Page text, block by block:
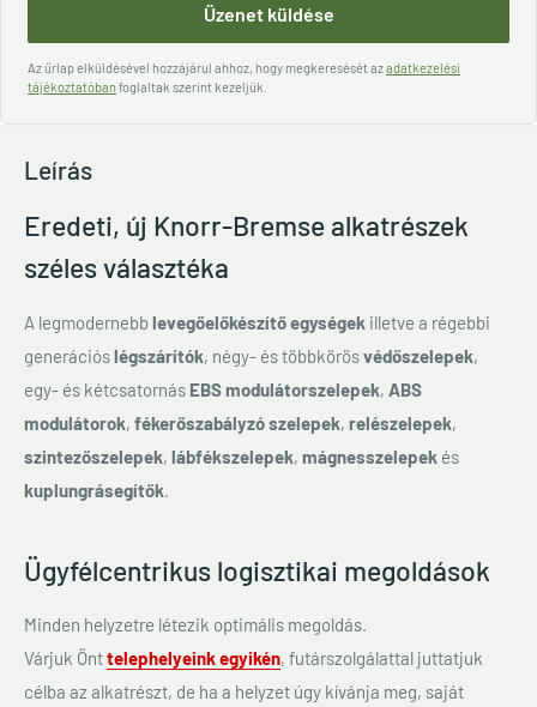
Üzenet küldése
Az űrlap elküldésével hozzájárul ahhoz, hogy megkeresését azadatkezelési
tájékoztatóban foglaltak szerint kezeljük.
Leírás
Eredeti, új Knorr-Bremse alkatrészek
széles választéka
A legmodernebblevegőelőkészítő egységek illetve a régebbi
generációslégszárítók, négy- és többkörösvédőszelepek,
egy- és kétcsatornás EBS modulátorszelepek, ABS
modulátorok, fékerőszabályzó szelepek, relészelepek,
szintezőszelepek, lábfékszelepek, mágnesszelepek és
kuplungrásegítők.
Ügyfélcentrikus logisztikai megoldások
Minden helyzetre létezik optimális megoldás.
Várjuk Önttelephelyeink egyikén, futárszolgálattal juttatjuk
célba az alkatrészt, de ha a helyzet úgy kívánja meg, saját